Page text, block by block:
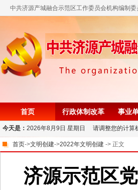
中共济源产城融合示范区工作委员会机构编制委
首页 行政体制改革 事业
今天是： 2026年8月9日 星期日 请调整您的计
首页->文明创建->2022年文明创建 -> 正文
济源示范区